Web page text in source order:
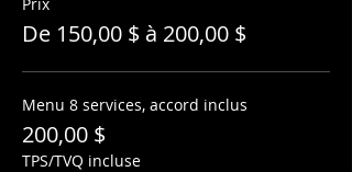
De 150,00 $ à 200,00 $
Menu 8 services, accord inclus
200,00 $
TPS/TVQ incluse